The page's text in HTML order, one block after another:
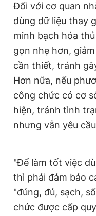
Đối với cơ quan
dùng dữ liệu thay
minh bạch hóa
gọn nhẹ hơn,
cần thiết, tránh
Hơn nữa, nếu
công chức có cơ
hiện, tránh tình
nhưng vẫn yêu
"Để làm tốt việc
thì phải đảm bảo
"đúng, đủ, sạch,
chức được cấp